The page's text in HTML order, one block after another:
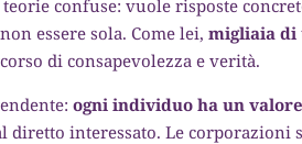
confuse: vuole risposte
essere sola. Come lei,migliaia di
di consapevolezza e verità.
ogni individuo ha un
diretto interessato. Le corporazioni